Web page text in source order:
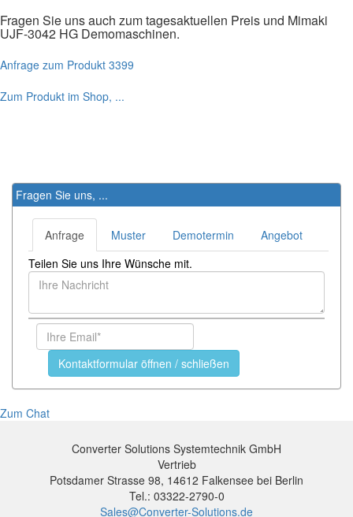
Fragen Sie uns auch zum tagesaktuellen Preis und Mimaki
UJF-3042 HG Demomaschinen.
Anfrage zum Produkt 3399
Zum Produkt im Shop, ...
Fragen Sie uns, ...
Anfrage Muster Demotermin
Angebot
Teilen Sie uns Ihre Wünsche mit.
Kontaktformular öffnen / schließen
Zum Chat
Converter Solutions Systemtechnik GmbH
Vertrieb
Potsdamer Strasse 98, 14612 Falkensee bei Berlin
Tel.: 03322-2790-0
Sales@Converter-Solutions.de